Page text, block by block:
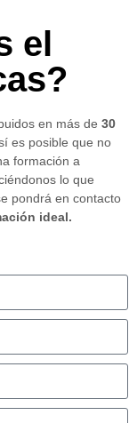
el
en más de 30
es posible que no
formación a
lo que
pondrá en contacto
ideal.